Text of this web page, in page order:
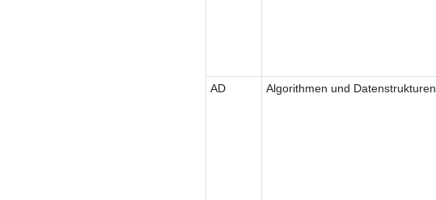
AD Algorithmen und Datenstrukturen